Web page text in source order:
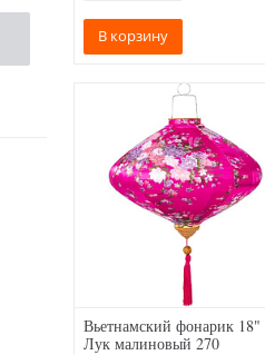
В корзину
Вьетнамский фонарик 18"
Лук малиновый 270